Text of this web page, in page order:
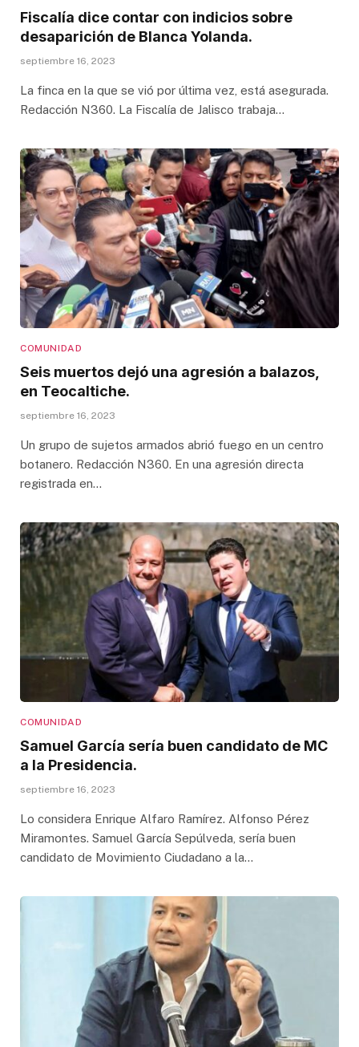
Fiscalía dice contar con indicios sobre
desaparición de Blanca Yolanda.
septiembre 16, 2023
La finca en la que se vió por última vez, está asegurada.
Redacción N360. La Fiscalía de Jalisco trabaja…
COMUNIDAD
Seis muertos dejó una agresión a balazos,
en Teocaltiche.
septiembre 16, 2023
Un grupo de sujetos armados abrió fuego en un centro
botanero. Redacción N360. En una agresión directa
registrada en…
COMUNIDAD
Samuel García sería buen candidato de MC
a la Presidencia.
septiembre 16, 2023
Lo considera Enrique Alfaro Ramírez. Alfonso Pérez
Miramontes. Samuel García Sepúlveda, sería buen
candidato de Movimiento Ciudadano a la…